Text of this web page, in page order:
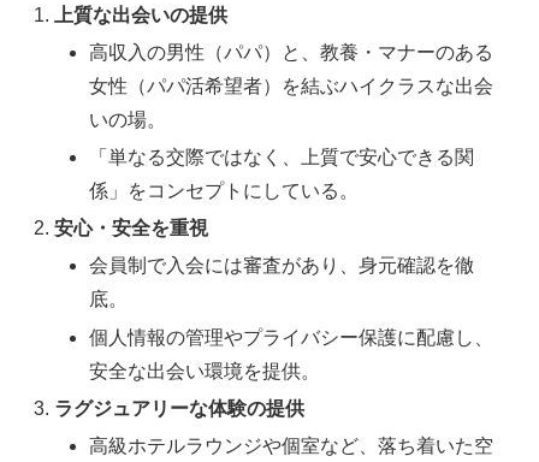
上質な出会いの提供
高収入の男性（パパ）と、教養・マナーのある
女性（パパ活希望者）を結ぶハイクラスな出会
いの場。
「単なる交際ではなく、上質で安心できる関
係」をコンセプトにしている。
安心・安全を重視
会員制で入会には審査があり、身元確認を徹
底。
個人情報の管理やプライバシー保護に配慮し、
安全な出会い環境を提供。
ラグジュアリーな体験の提供
高級ホテルラウンジや個室など、落ち着いた空